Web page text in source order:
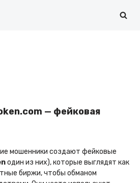
— фейковая
мошенники создают фейковые
один из них), которые выглядят как
биржи, чтобы обманом